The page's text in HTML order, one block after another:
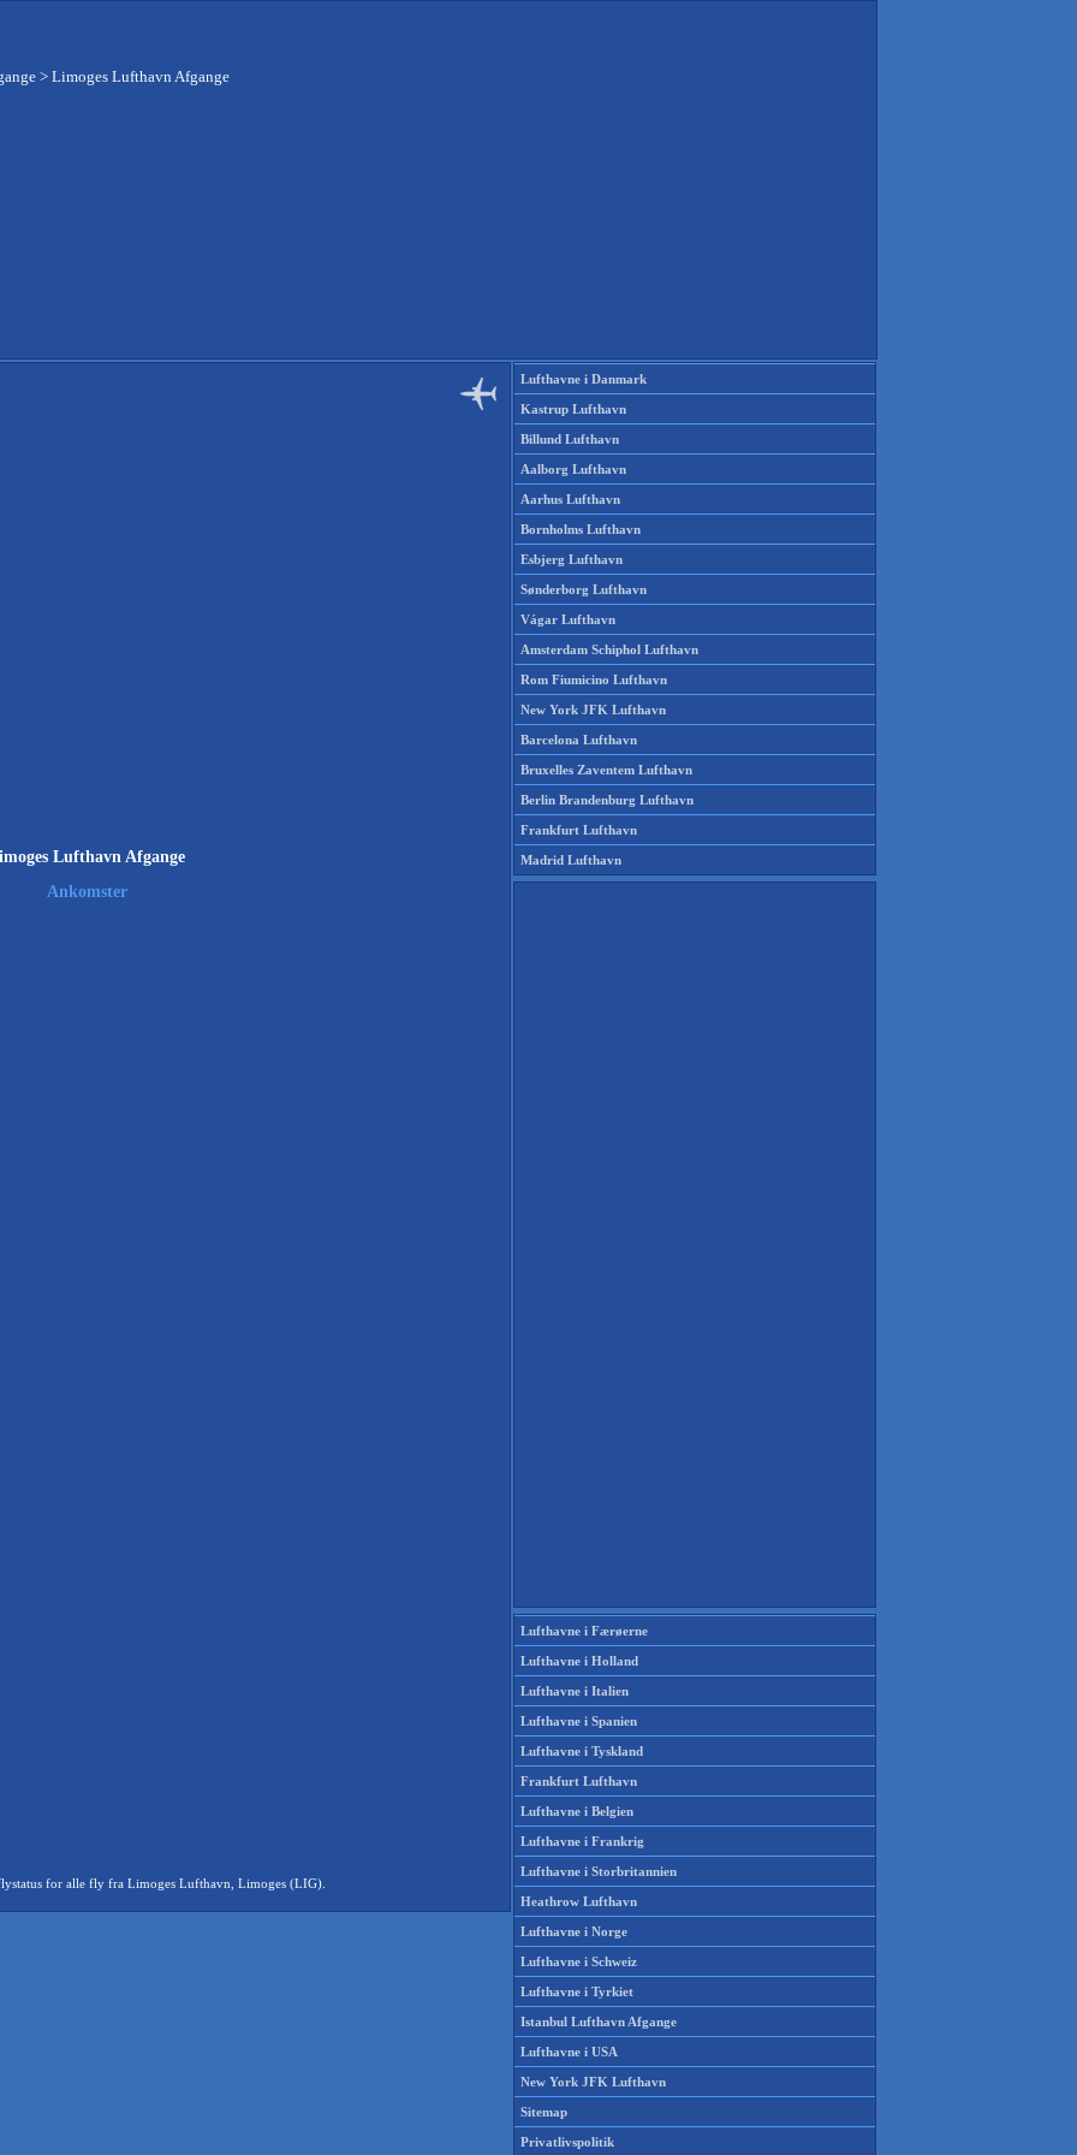
> Limoges Lufthavn Afgange
Lufthavn Afgange
Ankomster
for alle fly fra Limoges Lufthavn, Limoges (LIG).
Lufthavne i Danmark
Kastrup Lufthavn
Billund Lufthavn
Aalborg Lufthavn
Aarhus Lufthavn
Bornholms Lufthavn
Esbjerg Lufthavn
Sønderborg Lufthavn
Vágar Lufthavn
Amsterdam Schiphol Lufthavn
Rom Fiumicino Lufthavn
New York JFK Lufthavn
Barcelona Lufthavn
Bruxelles Zaventem Lufthavn
Berlin Brandenburg Lufthavn
Frankfurt Lufthavn
Madrid Lufthavn
Lufthavne i Færøerne
Lufthavne i Holland
Lufthavne i Italien
Lufthavne i Spanien
Lufthavne i Tyskland
Frankfurt Lufthavn
Lufthavne i Belgien
Lufthavne i Frankrig
Lufthavne i Storbritannien
Heathrow Lufthavn
Lufthavne i Norge
Lufthavne i Schweiz
Lufthavne i Tyrkiet
Istanbul Lufthavn Afgange
Lufthavne i USA
New York JFK Lufthavn
Sitemap
Privatlivspolitik